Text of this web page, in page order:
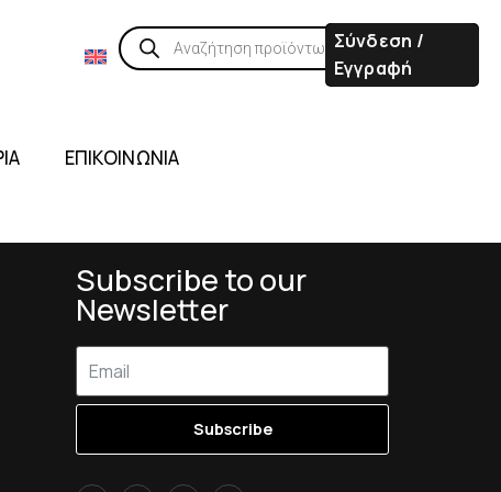
Σύνδεση /
Εγγραφή
ΕΠΙΚΟΙΝΩΝΙΑ
Subscribe to our
Newsletter
Subscribe